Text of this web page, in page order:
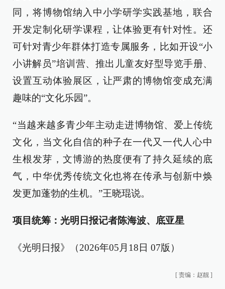
同，将博物馆纳入中小学研学实践基地，联合
开发定制化研学课程，让体验更有针对性。还
可针对青少年群体打造专属服务，比如开设“小
小讲解员”培训营、推出儿童友好型导览手册、
设置互动体验展区，让严肃的博物馆变成充满
趣味的“文化乐园”。
“当越来越多青少年主动走进博物馆、爱上传统
文化，当文化自信的种子在一代又一代人心中
生根发芽，文博游的热度便有了持久延续的底
气，中华优秀传统文化也将在传承与创新中焕
发更加蓬勃的生机。”王晓琨说。
项目统筹：光明日报记者陈海波、底亚星
《光明日报》（2026年05月18日 07版）
[ 责编：赵靓 ]